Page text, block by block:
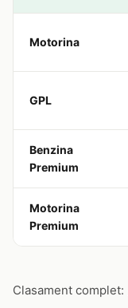
Motorina
GPL
Benzina
Premium
Motorina
Premium
Clasament complet: